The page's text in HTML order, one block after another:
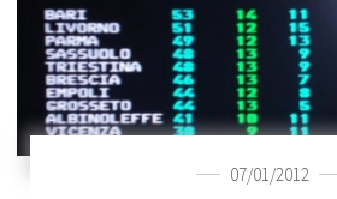
07/01/2012